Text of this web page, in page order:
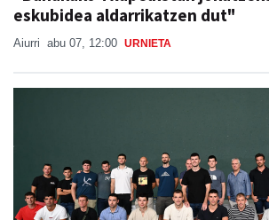
eskubidea aldarrikatzen dut"
Aiurri abu 07, 12:00 URNIETA